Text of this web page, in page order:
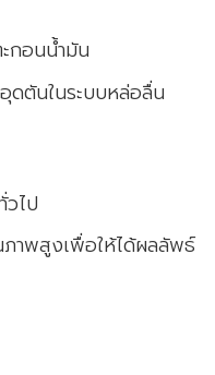
กอนน้ำมัน
ดตันในระบบหล่อลื่น
วไป
าพสูงเพื่อให้ได้ผลลัพธ์